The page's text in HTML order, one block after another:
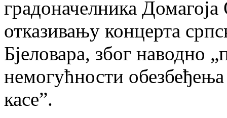
градоначелника
отказивању концерта
Бјеловара, због наводно
немогућности
касе”.